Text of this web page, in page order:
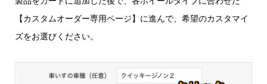
【カスタムオーダー専用ページ】に進んで、希望のカスタマイ
ズをお選びください。